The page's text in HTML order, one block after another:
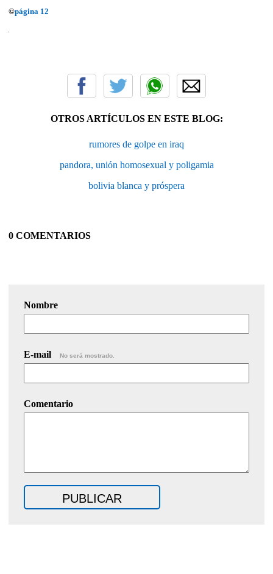
©página 12
OTROS ARTÍCULOS EN ESTE BLOG:
rumores de golpe en iraq
pandora, unión homosexual y poligamia
bolivia blanca y próspera
0 COMENTARIOS
Nombre
E-mail No será mostrado.
Comentario